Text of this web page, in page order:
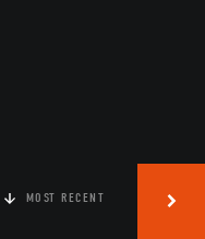
MOST RECENT